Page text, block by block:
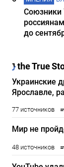
Союзники
до